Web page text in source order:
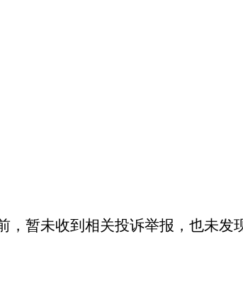
暂未收到相关投诉举报，也未发